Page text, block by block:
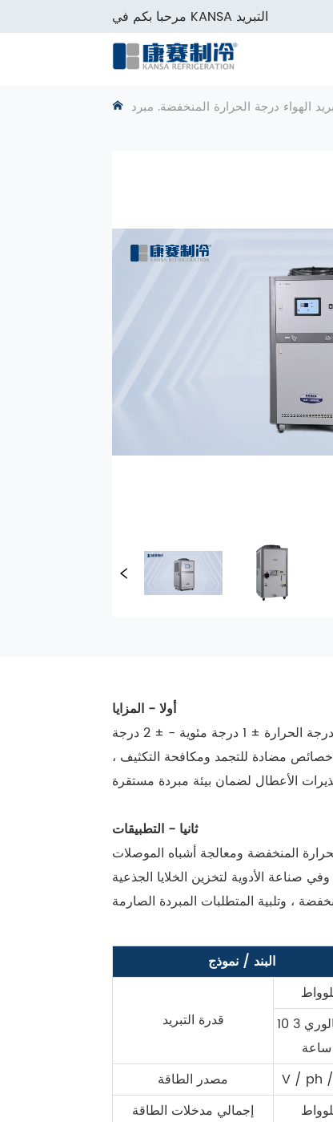
مرحبا بكم في KANSA التبريد
أوﻻ - المزايا
يوفر مبرد درجة الحرارة المنخفضة -35 درجة مئوية مصدرًا ثابتًا للبرودة العميقة -35 درجة مئوية مع دقة التحكم في درجة الحرارة ± 1 درجة مئوية - ± 2 درجة
مضادة للتجمد ومكافحة التكثيف ،
ثانيا - التطبيقات
المنخفضة ومعالجة أشباه الموصلات
صناعة الأدوية لتخزين الخلايا الجذعية
البند / نموذج
قدرة التبريد
10 3 كيلو كالوري
مصدر الطاقة
إجمالي مدخلات الطاقة